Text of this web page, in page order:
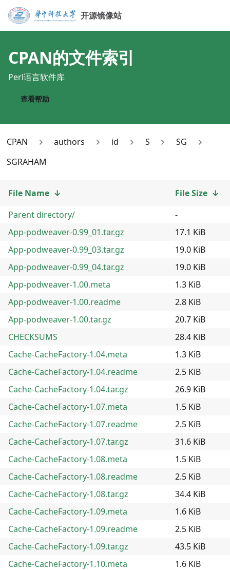
开源镜像站
CPAN的文件索引
Perl语言软件库
查看帮助
CPAN authors id S
SG
SGRAHAM
File Name ↓ File Size ↓
Parent directory/
-
App-podweaver-0.99_01.tar.gz
17.1 KiB
App-podweaver-0.99_03.tar.gz
19.0 KiB
App-podweaver-0.99_04.tar.gz
19.0 KiB
App-podweaver-1.00.meta
1.3 KiB
App-podweaver-1.00.readme
2.8 KiB
App-podweaver-1.00.tar.gz
20.7 KiB
CHECKSUMS
28.4 KiB
Cache-CacheFactory-1.04.meta
1.3 KiB
Cache-CacheFactory-1.04.readme
2.5 KiB
Cache-CacheFactory-1.04.tar.gz
26.9 KiB
Cache-CacheFactory-1.07.meta
1.5 KiB
Cache-CacheFactory-1.07.readme
2.5 KiB
Cache-CacheFactory-1.07.tar.gz
31.6 KiB
Cache-CacheFactory-1.08.meta
1.5 KiB
Cache-CacheFactory-1.08.readme
2.5 KiB
Cache-CacheFactory-1.08.tar.gz
34.4 KiB
Cache-CacheFactory-1.09.meta
1.6 KiB
Cache-CacheFactory-1.09.readme
2.5 KiB
Cache-CacheFactory-1.09.tar.gz
43.5 KiB
Cache-CacheFactory-1.10.meta
1.6 KiB